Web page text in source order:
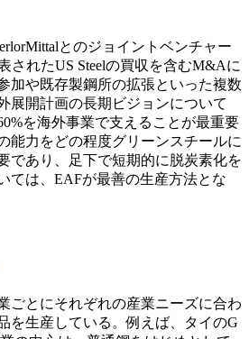
とのジョイントベンチャー
されたUS Steelの買収を含むM&Aに
加や既存製鋼所の拡張といった複数
展開計画の長期ビジョンについて
を海外事業で支えることが最重要
能力をどの程度グリーンスチールに
であり、足下で短期的に脱炭素化を
ては、EAFが最善の生産方法とな
ごとにそれぞれの産業ニーズに合わ
を生産している。例えば、タイのG